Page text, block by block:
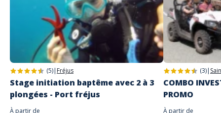
(5)| Fréjus
Stage initiation baptême avec 2 à 3
plongées - Port fréjus
À partir de
(3)|
COMBO
PROMO
À partir de